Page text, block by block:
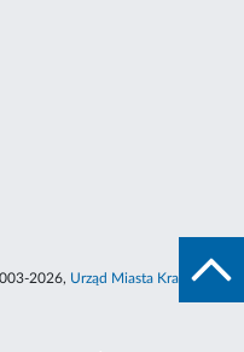
2026, Urząd Miasta Krakowa